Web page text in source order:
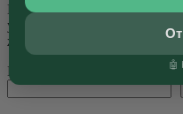
Когда нас спрашивают:
улыбаемся. Ведь дать один
живую энергию, которая
Поиск
🤖